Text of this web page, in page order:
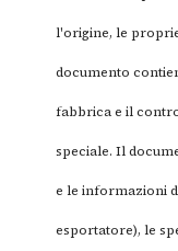
l'origine, le
documento
fabbrica e il
speciale. Il
e le informazioni
esportatore), le